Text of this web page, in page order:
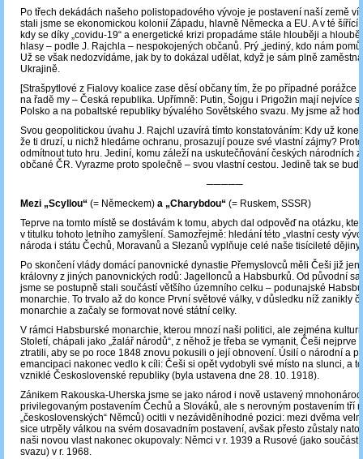
Po třech dekádách našeho polistopadového vývoje je postavení naší země
stali jsme se ekonomickou kolonií Západu, hlavně Německa a EU. A v té šířící
kdy se díky „covidu-19“ a energetické krizi propadáme stále hlouběji a
hlasy ‒ podle J. Rajchla – nespokojených občanů. Prý „jediný, kdo nám
Už se však nedozvídáme, jak by to dokázal udělat, když je sám plně
Ukrajině.
[Strašpytlové z Fialovy koalice zase děsí občany tím, že po případné porážce
na řadě my – Česká republika. Upřímně: Putin, Šojgu i Prigožin mají nejvíce
Polsko a na pobaltské republiky bývalého Sovětského svazu. My jsme až
Svou geopolitickou úvahu J. Rajchl uzavírá tímto konstatováním: Kdy už
že ti druzí, u nichž hledáme ochranu, prosazují pouze své vlastní zájmy?
odmítnout tuto hru. Jediní, komu záleží na uskutečňování českých národních
občané ČR. Vyrazme proto společně – svou vlastní cestou. Jedině tak se
─────
Mezi „Scyllou“ (= Německem) a „Charybdou“ (= Ruskem, SSSR)
Teprve na tomto místě se dostávám k tomu, abych dal odpověď na otázku,
v titulku tohoto letního zamyšlení. Samozřejmě: hledání této „vlastní cesty
národa i státu Čechů, Moravanů a Slezanů vyplňuje celé naše tisícileté dějiny.
Po skončení vlády domácí panovnické dynastie Přemyslovců měli Češi již jen
královny z jiných panovnických rodů: Jagellonců a Habsburků. Od původní
jsme se postupně stali součástí většího územního celku – podunajské
monarchie. To trvalo až do konce První světové války, v důsledku níž zanikly
monarchie a začaly se formovat nové státní celky.
V rámci Habsburské monarchie, kterou mnozí naši politici, ale zejména
Století, chápali jako „žalář národů“, z něhož je třeba se vymanit, Češi nejprve
ztratili, aby se po roce 1848 znovu pokusili o její obnovení. Úsilí o národní a
emancipaci nakonec vedlo k cíli: Češi si opět vydobyli své místo na slunci, a
vzniklé Československé republiky (byla ustavena dne 28. 10. 1918).
Zánikem Rakouska-Uherska jsme se jako národ i nově ustavený
privilegovaným postavením Čechů a Slováků, ale s nerovným postavením tří
„československých“ Němců) ocitli v nezáviděníhodné pozici: mezi dvěma
sice utrpěly válkou na svém dosavadním postavení, avšak přesto zůstaly
naši novou vlast nakonec okupovaly: Němci v r. 1939 a Rusové (jako součást
svazu) v r. 1968.